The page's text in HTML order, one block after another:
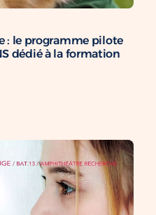
: le programme pilote
dédié à la formation